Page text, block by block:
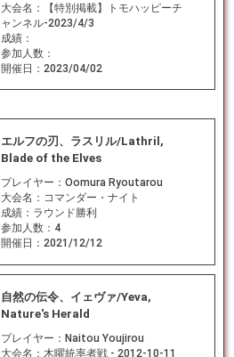
大会名：
【特別掲載】トモハッピーチ
ャンネル-2023/4/3
成績：
参加人数：
開催日： 2023/04/02
エルフの刃、ラスリル/Lathril,
Blade of the Elves
プレイヤー： Oomura Ryoutarou
大会名： コマンダー・ナイト
成績： ラウンド勝利
参加人数： 4
開催日： 2021/12/12
自然の伝令、イェヴァ/Yeva,
Nature's Herald
プレイヤー： Naitou Youjirou
大会名： 木曜統率者戦 - 2012-10-11